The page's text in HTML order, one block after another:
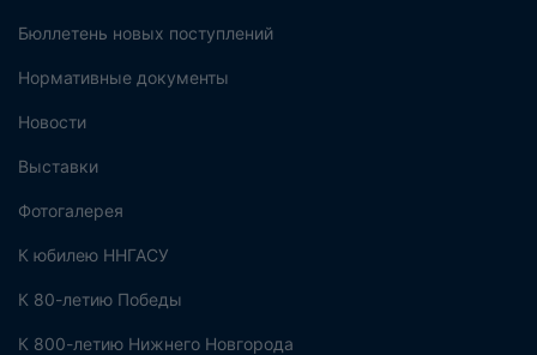
Бюллетень новых поступлений
Нормативные документы
Новости
Выставки
Фотогалерея
К юбилею ННГАСУ
К 80-летию Победы
К 800-летию Нижнего Новгорода